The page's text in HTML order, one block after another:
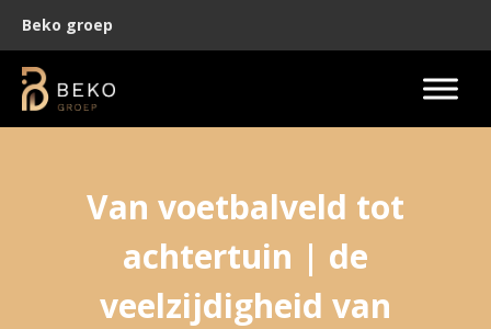
Beko groep
Van voetbalveld tot
achtertuin | de
veelzijdigheid van